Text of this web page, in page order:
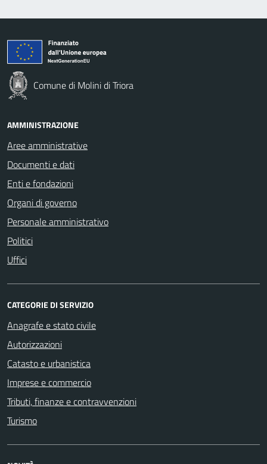
Comune di Molini di Triora
AMMINISTRAZIONE
Aree amministrative
Documenti e dati
Enti e fondazioni
Organi di governo
Personale amministrativo
Politici
Uffici
CATEGORIE DI SERVIZIO
Anagrafe e stato civile
Autorizzazioni
Catasto e urbanistica
Imprese e commercio
Tributi, finanze e contravvenzioni
Turismo